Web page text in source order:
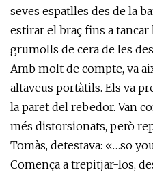
seves espatlles des de la
estirar el braç fins a tancar
grumolls de cera de les
Amb molt de compte, va
altaveus portàtils. Els va
la paret del rebedor. Van
més distorsionats, però
Tomàs, detestava: «…so
Comença a trepitjar-los,